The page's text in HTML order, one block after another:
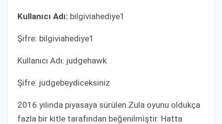
Kullanıcı Adı: bilgiviahediye1
Şifre: bilgiviahediye1
Kullanıcı Adı: judgehawk
Şifre: judgebeydiceksiniz
2016 yılında piyasaya sürülen Zula oyunu oldukça
fazla bir kitle tarafından beğenilmiştir. Hatta